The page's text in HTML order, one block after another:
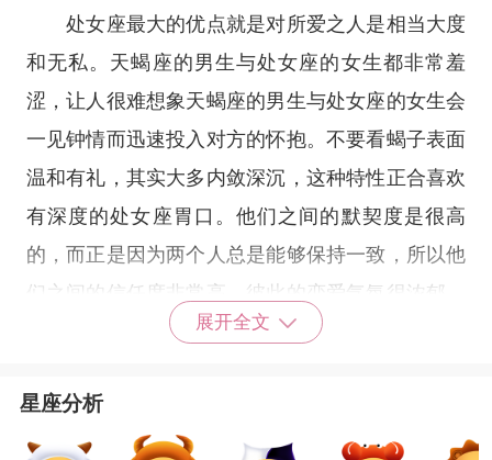
处女座最大的优点就是对所爱之人是相当大度
和无私。天蝎座的男生与处女座的女生都非常羞
涩，让人很难想象天蝎座的男生与处女座的女生会
一见钟情而迅速投入对方的怀抱。不要看蝎子表面
温和有礼，其实大多内敛深沉，这种特性正合喜欢
有深度的处女座胃口。他们之间的默契度是很高
的，而正是因为两个人总是能够保持一致，所以他
们之间的信任度非常高，彼此的恋爱气氛很浓郁，
感情发展也得到了不错的增幅。
天蝎座男和处女座女的配对总体是无可挑剔
的，但是他们之间的指数并非全部完美，可见他们
展开全文
星座分析